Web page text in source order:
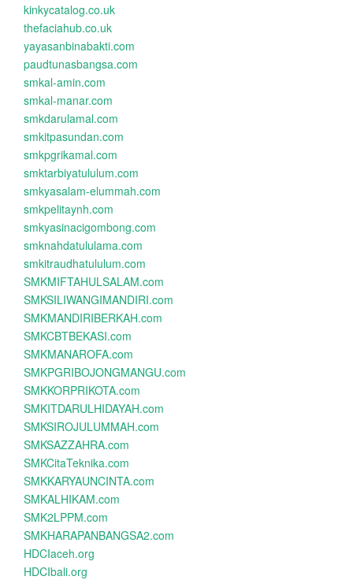
kinkycatalog.co.uk
thefaciahub.co.uk
yayasanbinabakti.com
paudtunasbangsa.com
smkal-amin.com
smkal-manar.com
smkdarulamal.com
smkitpasundan.com
smkpgrikamal.com
smktarbiyatululum.com
smkyasalam-elummah.com
smkpelitaynh.com
smkyasinacigombong.com
smknahdatululama.com
smkitraudhatululum.com
SMKMIFTAHULSALAM.com
SMKSILIWANGIMANDIRI.com
SMKMANDIRIBERKAH.com
SMKCBTBEKASI.com
SMKMANAROFA.com
SMKPGRIBOJONGMANGU.com
SMKKORPRIKOTA.com
SMKITDARULHIDAYAH.com
SMKSIROJULUMMAH.com
SMKSAZZAHRA.com
SMKCitaTeknika.com
SMKKARYAUNCINTA.com
SMKALHIKAM.com
SMK2LPPM.com
SMKHARAPANBANGSA2.com
HDCIaceh.org
HDCIbali.org